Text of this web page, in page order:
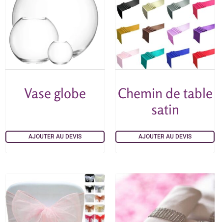
Vase globe
AJOUTER AU DEVIS
Chemin de table
satin
AJOUTER AU DEVIS